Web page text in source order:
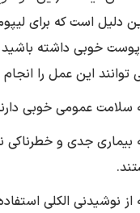
دلیل است که برای
خوبی داشته باشید
این عمل را
سلامت عمومی خوبی
بیماری جدی و خطرناکی
از نوشیدنی الکلی